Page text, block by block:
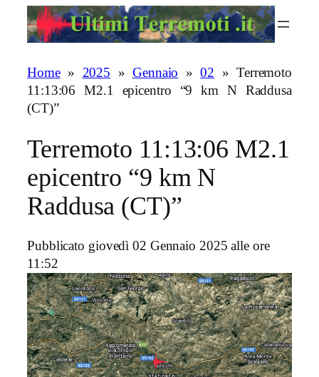
Home» 2025 » Gennaio »02 » Terremoto
11:13:06 M2.1 epicentro “9 km N Raddusa
(CT)”
Terremoto 11:13:06 M2.1
epicentro “9 km N
Raddusa (CT)”
Pubblicato giovedì 02 Gennaio 2025 alle ore
11:52